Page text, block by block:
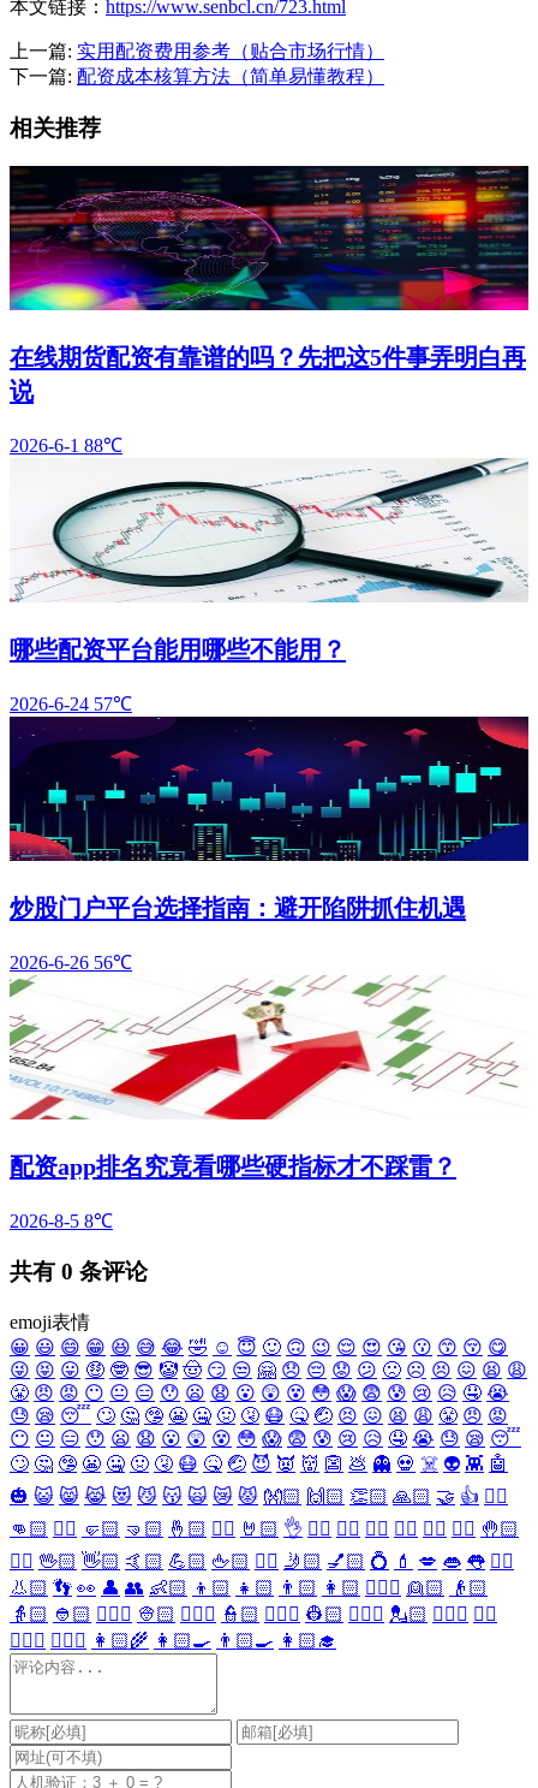
本文链接： https://www.senbcl.cn/723.html
上一篇: 实用配资费用参考（贴合市场行情）
下一篇: 配资成本核算方法（简单易懂教程）
相关推荐
在线期货配资有靠谱的吗？先把这5件事弄明白再
说
2026-6-1 88℃
哪些配资平台能用哪些不能用？
2026-6-24 57℃
炒股门户平台选择指南：避开陷阱抓住机遇
2026-6-26 56℃
配资app排名究竟看哪些硬指标才不踩雷？
2026-8-5 8℃
共有 0 条评论
emoji表情
😀 😃 😄 😁 😆 😅 😂 🤣 ☺️ 😇 🙂 🙃 😉 😌 😍 😘 😗 😙 😚 😋
😜 😝 😛 🤑 🤓 😎 🤡 🤠 😏 😒 🤗 😞 😔 😟 😕 🙁 ☹️ 😣 😖 😫 😩
😤 😠 😡 😶 😐 😑 😯 😦 😧 😮 😲 😵 😳 😱 😨 😰 😢 😥 🤤 😭
😓 😪 😴 🙄 🤔 🤥 😬 🤐 🤢 🤧 😷 🤒 🤕 😣 😖 😫 😩 😤 😠 😡
😶 😐 😑 😯 😦 😧 😮 😲 😵 😳 😱 😨 😰 😢 😥 🤤 😭 😓 😪 😴
🙄 🤔 🤥 😬 🤐 🤢 🤧 😷 🤒 🤕 😈 👿 👹 👺 💩 👻 💀 ☠️ 👽 👾 🤖
🎃 😺 😸 😹 😻 😼 😽 🙀 😿 😾 👐🏻 🙌🏻 👏🏻 🙏🏻 🤝 👍 👎🏻
👊🏻 ✊🏻 🤛🏻 🤜🏻 🤞🏻 ✌🏻 🤘🏻 👌 👈🏻 👉🏻 👆🏻 👇🏻 ☝🏻 ✋🏻 🤚🏻
🖐🏻 🖖🏻 👋🏻 🤙🏻 💪🏻 🖕🏻 ✍🏻 🤳🏻 💅🏻 💍 💄 💋 👄 👅 👂🏻
👃🏻 👣 👀 👤 👥 👶🏻 👦🏻 👧🏻 👨🏻 👩🏻 👱🏻‍♀️ 👱🏻
👴🏻
👵🏻 👲🏻 👳🏻‍♀️ 👳🏻 👮🏻‍♀️ 👮🏻 👷🏻‍♀️ 👷🏻 💂🏻‍♀️ 💂🏻 🕵🏻‍♀️ 🕵🏻
👩🏻‍⚕️ 👨🏻‍⚕️ 👩🏻‍🌾 👩🏻‍🍳 👨🏻‍🍳 👩🏻‍🎓